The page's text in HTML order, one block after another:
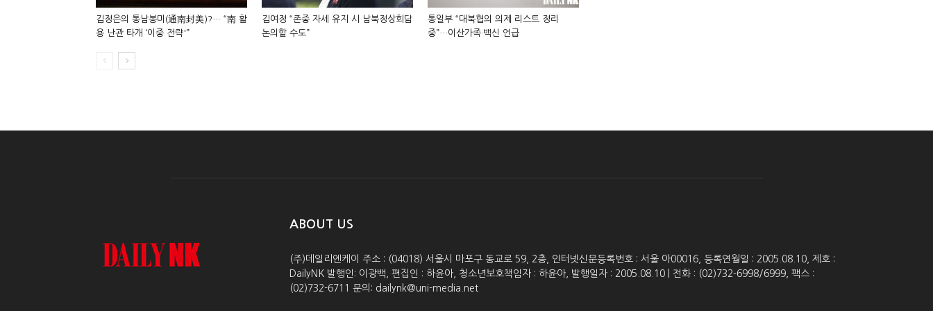
김정은의 통남봉미(通南封美)?… “南 활
용 난관 타개 ‘이중 전략'”
김여정 “존중 자세 유지 시 남북정상회담
논의할 수도”
통일부 “대북협의 의제 리스트 정리
중”…이산가족·백신 언급
ABOUT US
(주)데일리엔케이 주소 : (04018) 서울시 마포구 동교로 59, 2층, 인터넷신문등록번호 : 서울 아00016, 등록연월일 : 2005.08.10, 제호 :
DailyNK 발행인: 이광백, 편집인 : 하윤아, 청소년보호책임자 : 하윤아, 발행일자 : 2005.08.10 | 전화 : (02)732-6998/6999, 팩스 :
(02)732-6711 문의: dailynk@uni-media.net